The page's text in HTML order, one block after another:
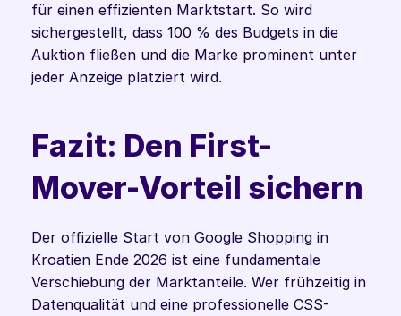
für einen effizienten Marktstart. So wird
sichergestellt, dass 100 % des Budgets in die
Auktion fließen und die Marke prominent unter
jeder Anzeige platziert wird.
Fazit: Den First-
Mover-Vorteil sichern
Der offizielle Start von Google Shopping in
Kroatien Ende 2026 ist eine fundamentale
Verschiebung der Marktanteile. Wer frühzeitig in
Datenqualität und eine professionelle CSS-